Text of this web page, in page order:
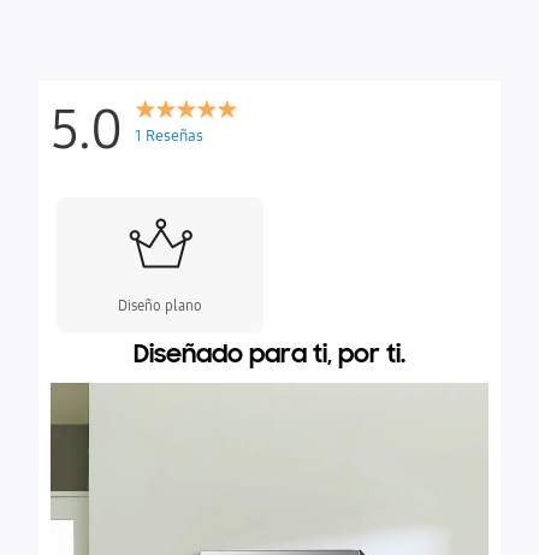
5.0 1 Reseñas
Diseño plano
Diseñado para ti, por ti.